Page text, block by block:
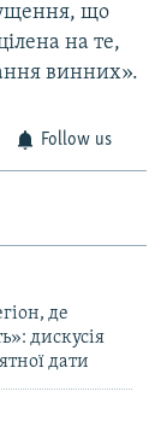
що
на те,
винних».
Follow us
де
дискусія
дати